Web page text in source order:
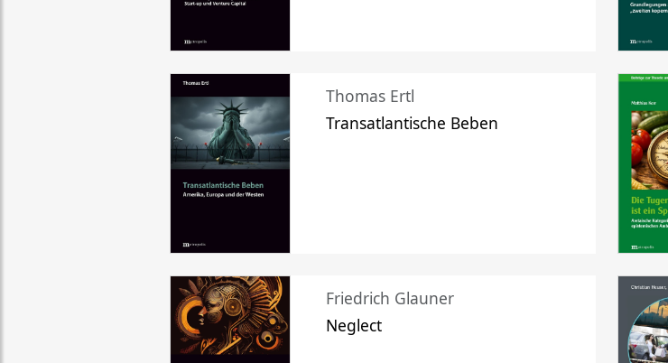
Thomas Ertl
Transatlantische Beben
Friedrich Glauner
Neglect